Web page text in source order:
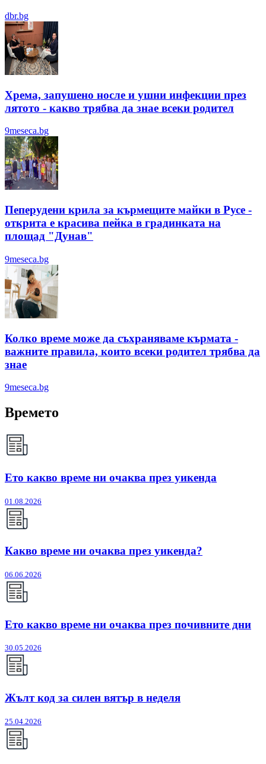
dbr.bg
Хрема, запушено носле и ушни инфекции през
лятотo - какво трябва да знае всеки родител
9meseca.bg
Пеперудени крила за кърмещите майки в Русе -
открита е красива пейка в градинката на
площад "Дунав"
9meseca.bg
Колко време може да съхраняваме кърмата -
важните правила, които всеки родител трябва да
знае
9meseca.bg
Времето
Ето какво време ни очаква през уикенда
01.08.2026
Какво време ни очаква през уикенда?
06.06.2026
Ето какво време ни очаква през почивните дни
30.05.2026
Жълт код за силен вятър в неделя
25.04.2026